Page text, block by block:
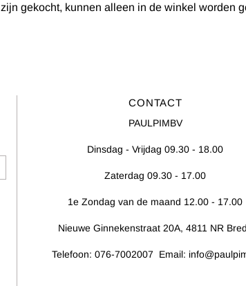
zijn gekocht, kunnen alleen in de winkel worden
CONTACT
PAULPIMBV
Dinsdag - Vrijdag 09.30 - 18.00
Zaterdag 09.30 - 17.00
1e Zondag van de maand 12.00 - 17.00
Nieuwe Ginnekenstraat 20A, 4811 NR
Telefoon: 076-7002007 Email: